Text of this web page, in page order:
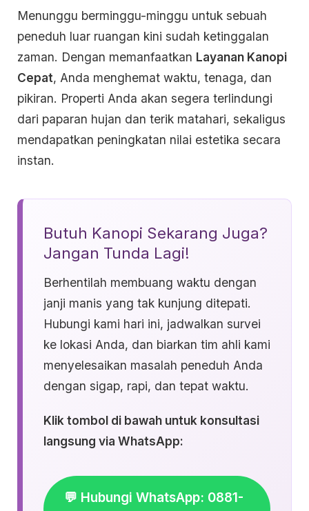
Menunggu berminggu-minggu untuk sebuah
peneduh luar ruangan kini sudah ketinggalan
zaman. Dengan memanfaatkan Layanan Kanopi
Cepat, Anda menghemat waktu, tenaga, dan
pikiran. Properti Anda akan segera terlindungi
dari paparan hujan dan terik matahari, sekaligus
mendapatkan peningkatan nilai estetika secara
instan.
Butuh Kanopi Sekarang Juga?
Jangan Tunda Lagi!
Berhentilah membuang waktu dengan
janji manis yang tak kunjung ditepati.
Hubungi kami hari ini, jadwalkan survei
ke lokasi Anda, dan biarkan tim ahli kami
menyelesaikan masalah peneduh Anda
dengan sigap, rapi, dan tepat waktu.
Klik tombol di bawah untuk konsultasi
langsung via WhatsApp:
💬 Hubungi WhatsApp: 0881-